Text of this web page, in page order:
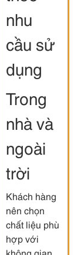
nhu
cầu sử
dụng
Trong
nhà và
ngoài
trời
Khách hàng
nên chọn
chất liệu phù
hợp với